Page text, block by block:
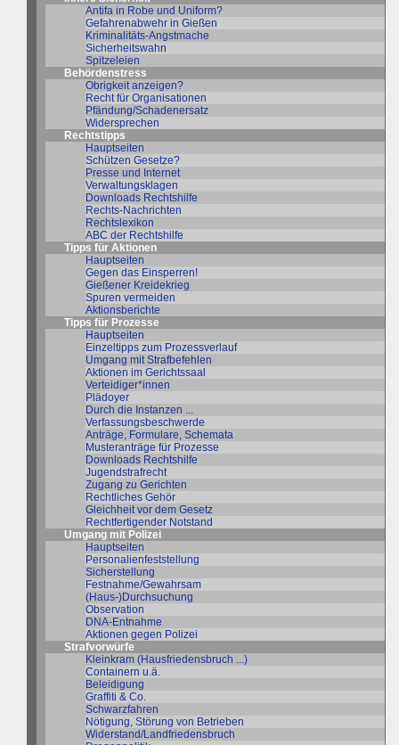
Antifa in Robe und Uniform?
Gefahrenabwehr in Gießen
Kriminalitäts-Angstmache
Sicherheitswahn
Spitzeleien
Behördenstress
Obrigkeit anzeigen?
Recht für Organisationen
Pfändung/Schadenersatz
Widersprechen
Rechtstipps
Hauptseiten
Schützen Gesetze?
Presse und Internet
Verwaltungsklagen
Downloads Rechtshilfe
Rechts-Nachrichten
Rechtslexikon
ABC der Rechtshilfe
Tipps für Aktionen
Hauptseiten
Gegen das Einsperren!
Gießener Kreidekrieg
Spuren vermeiden
Aktionsberichte
Tipps für Prozesse
Hauptseiten
Einzeltipps zum Prozessverlauf
Umgang mit Strafbefehlen
Aktionen im Gerichtssaal
Verteidiger*innen
Plädoyer
Durch die Instanzen ...
Verfassungsbeschwerde
Anträge, Formulare, Schemata
Musteranträge für Prozesse
Downloads Rechtshilfe
Jugendstrafrecht
Zugang zu Gerichten
Rechtliches Gehör
Gleichheit vor dem Gesetz
Rechtfertigender Notstand
Umgang mit Polizei
Hauptseiten
Personalienfeststellung
Sicherstellung
Festnahme/Gewahrsam
(Haus-)Durchsuchung
Observation
DNA-Entnahme
Aktionen gegen Polizei
Strafvorwürfe
Kleinkram (Hausfriedensbruch ...)
Containern u.ä.
Beleidigung
Graffiti & Co.
Schwarzfahren
Nötigung, Störung von Betrieben
Widerstand/Landfriedensbruch